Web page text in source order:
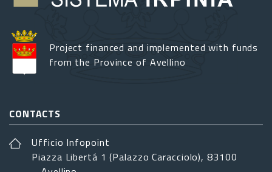
Project financed and implemented with funds
from the Province of Avellino
CONTACTS
Ufficio Infopoint
Piazza Libertá 1 (Palazzo Caracciolo), 83100